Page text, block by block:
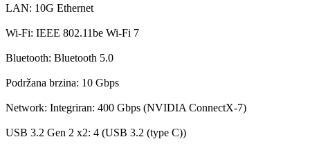
LAN: 10G Ethernet
Wi-Fi: IEEE 802.11be Wi-Fi 7
Bluetooth: Bluetooth 5.0
Podržana brzina: 10 Gbps
Network: Integriran: 400 Gbps (NVIDIA ConnectX-7)
USB 3.2 Gen 2 x2: 4 (USB 3.2 (type C))